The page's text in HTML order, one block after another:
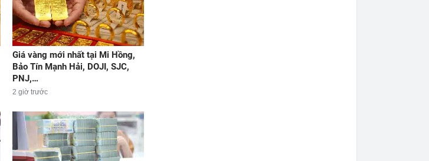
Giá vàng mới nhất tại Mi Hồng,
Bảo Tín Mạnh Hải, DOJI, SJC,
PNJ,…
2 giờ trước